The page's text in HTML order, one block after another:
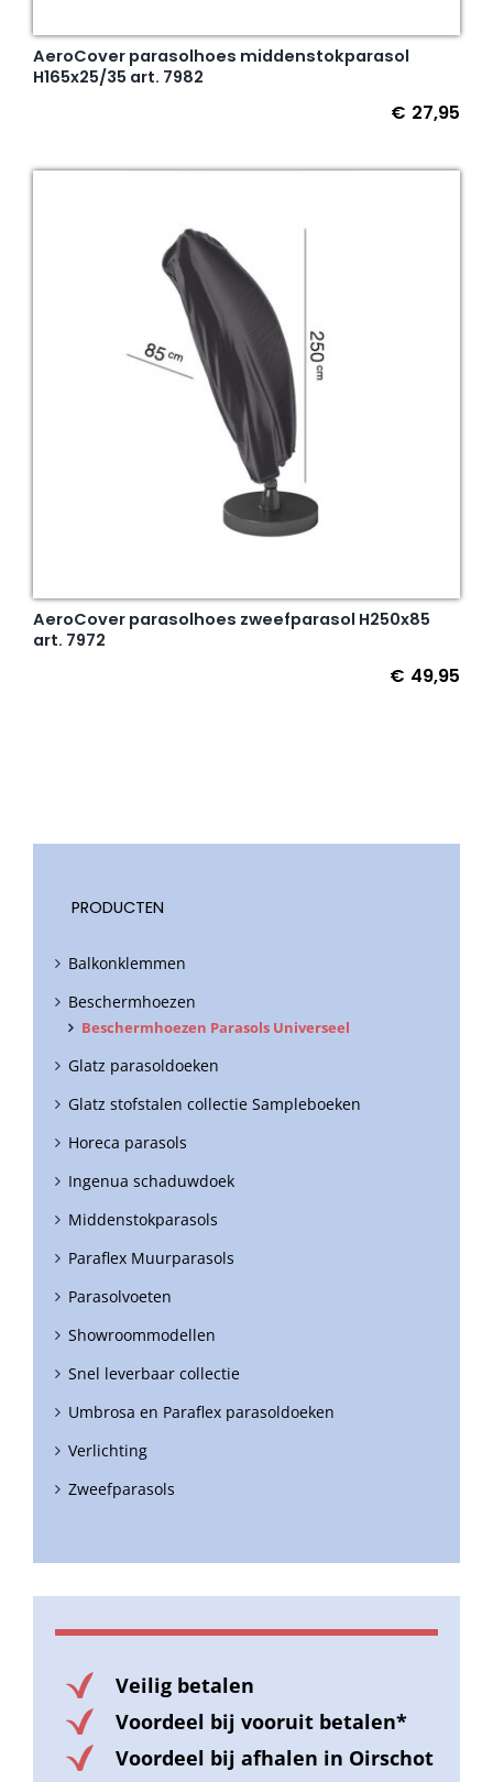
AeroCover parasolhoes middenstokparasol
H165x25/35 art. 7982
€ 27,95
AeroCover parasolhoes zweefparasol H250x85
art. 7972
€ 49,95
PRODUCTEN
Balkonklemmen
Beschermhoezen
Beschermhoezen Parasols Universeel
Glatz parasoldoeken
Glatz stofstalen collectie Sampleboeken
Horeca parasols
Ingenua schaduwdoek
Middenstokparasols
Paraflex Muurparasols
Parasolvoeten
Showroommodellen
Snel leverbaar collectie
Umbrosa en Paraflex parasoldoeken
Verlichting
Zweefparasols
Veilig betalen
Voordeel bij vooruit betalen*
Voordeel bij afhalen in Oirschot